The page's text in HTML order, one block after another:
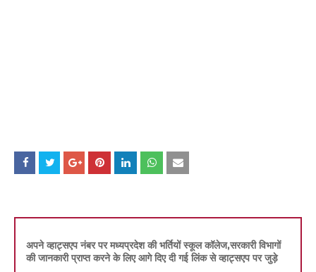
अपने व्हाट्सएप नंबर पर मध्यप्रदेश की भर्तियों स्कूल कॉलेज,सरकारी विभागों
की जानकारी प्राप्त करने के लिए आगे दिए दी गई लिंक से व्हाट्सएप पर जुड़े